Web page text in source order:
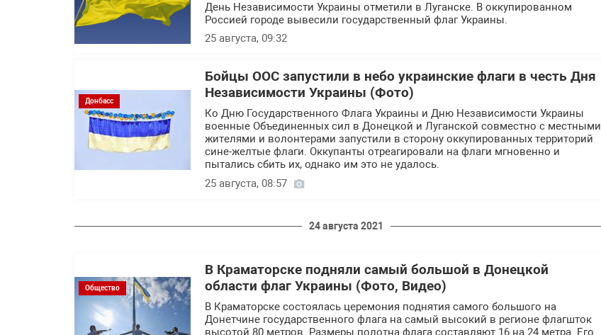
День Независимости Украины отметили в Луганске. В оккупированном
Россией городе вывесили государственный флаг Украины.
25 августа, 09:32
Донбасс
Бойцы ООС запустили в небо украинские флаги в честь Дня
Независимости Украины (Фото)
Ко Дню Государственного Флага Украины и Дню Независимости Украины
военные Объединенных сил в Донецкой и Луганской совместно с местными
жителями и волонтерами запустили в сторону оккупированных территорий
сине-желтые флаги. Оккупанты отреагировали на флаги мгновенно и
пытались сбить их, однако им это не удалось.
25 августа, 08:57
24 августа 2021
Общество
В Краматорске подняли самый большой в Донецкой
области флаг Украины (Фото, Видео)
В Краматорске состоялась церемония поднятия самого большого на
Донетчине государственного флага на самый высокий в регионе флагшток
высотой 80 метров. Размеры полотна флага составляют 16 на 24 метра. Его